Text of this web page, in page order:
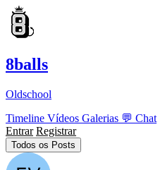
8balls
Oldschool
Timeline Vídeos Galerias 💬 Chat
Entrar Registrar
Todos os Posts